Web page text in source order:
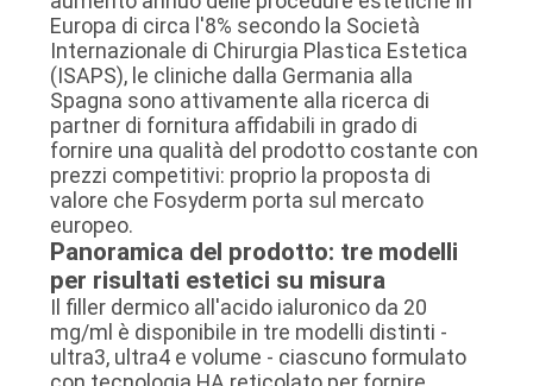
POLICY
Europa di circa l'8% secondo la Società
Internazionale di Chirurgia Plastica Estetica
(ISAPS), le cliniche dalla Germania alla
Spagna sono attivamente alla ricerca di
partner di fornitura affidabili in grado di
fornire una qualità del prodotto costante con
prezzi competitivi: proprio la proposta di
valore che Fosyderm porta sul mercato
europeo.
Panoramica del prodotto: tre modelli
per risultati estetici su misura
Il filler dermico all'acido ialuronico da 20
mg/ml è disponibile in tre modelli distinti -
ultra3, ultra4 e volume - ciascuno formulato